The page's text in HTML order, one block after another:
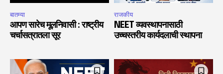
बातम्या
आपण सारेच मूलनिवासी : राष्ट्रीय
चर्चासत्रातला सूर
राजकीय
NEET व्यवस्थापनासाठी
उच्चस्तरीय कार्यदलाची स्थापना